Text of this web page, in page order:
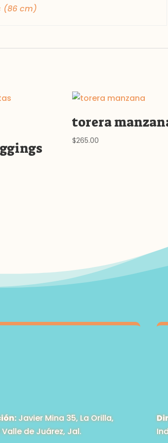
(86 cm)
torera
$265.00
Javier Mina 35, La Orilla,
de Juárez, Jal.